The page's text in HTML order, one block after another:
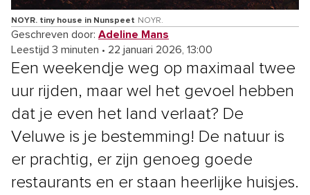
NOYR. tiny house in Nunspeet NOYR.
Geschreven door: Adeline Mans
Leestijd 3 minuten • 22 januari 2026, 13:00
Een weekendje weg op maximaal twee
uur rijden, maar wel het gevoel hebben
dat je even het land verlaat? De
Veluwe is je bestemming! De natuur is
er prachtig, er zijn genoeg goede
restaurants en er staan heerlijke huisjes.